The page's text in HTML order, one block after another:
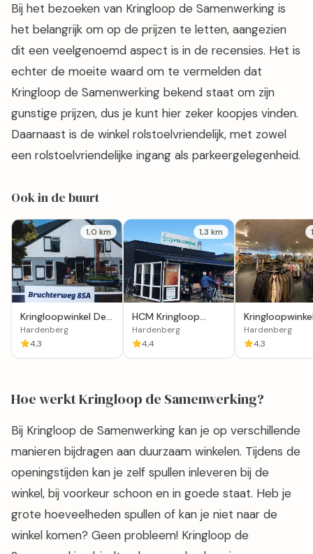
Bij het bezoeken van Kringloop de Samenwerking is
het belangrijk om op de prijzen te letten, aangezien
dit een veelgenoemd aspect is in de recensies. Het is
echter de moeite waard om te vermelden dat
Kringloop de Samenwerking bekend staat om zijn
gunstige prijzen, dus je kunt hier zeker koopjes vinden.
Daarnaast is de winkel rolstoelvriendelijk, met zowel
een rolstoelvriendelijke ingang als parkeergelegenheid.
Ook in de buurt
1,0 km
Kringloopwinkel De
samenwerking in
Hardenberg
Hardenberg
4,3
1,3 km
HCM Kringloop
Hardenberg
Hardenberg
4,4
Keerpunt in
Hardenberg
Hardenberg
4,3
Hoe werkt Kringloop de Samenwerking?
Bij Kringloop de Samenwerking kan je op verschillende
manieren bijdragen aan duurzaam winkelen. Tijdens de
openingstijden kan je zelf spullen inleveren bij de
winkel, bij voorkeur schoon en in goede staat. Heb je
grote hoeveelheden spullen of kan je niet naar de
winkel komen? Geen probleem! Kringloop de